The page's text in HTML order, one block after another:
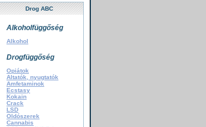
Drog ABC
Alkoholfüggőség
Alkohol
Drogfüggőség
Opiátok
Altatók, nyugtatók
Amfetaminok
Ecstasy
Kokain
Crack
LSD
Oldószerek
Cannabis